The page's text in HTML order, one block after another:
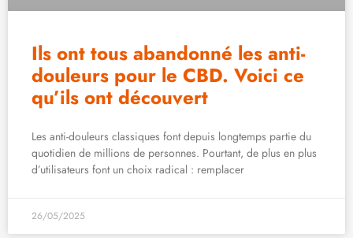
Ils ont tous abandonné les anti-
douleurs pour le CBD. Voici ce
qu’ils ont découvert
Les anti-douleurs classiques font depuis longtemps partie du
quotidien de millions de personnes. Pourtant, de plus en plus
d’utilisateurs font un choix radical : remplacer
26/05/2025